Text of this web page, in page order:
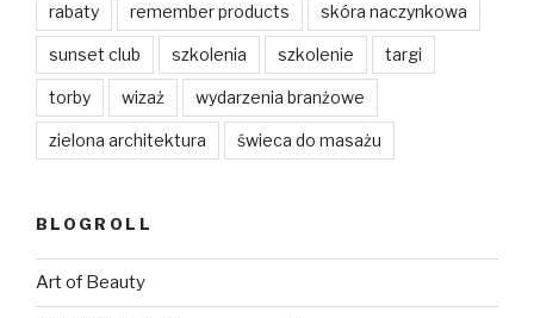
rabaty remember products skóra naczynkowa
sunset club szkolenia szkolenie targi
torby wizaż wydarzenia branżowe
zielona architektura świeca do masażu
BLOGROLL
Art of Beauty